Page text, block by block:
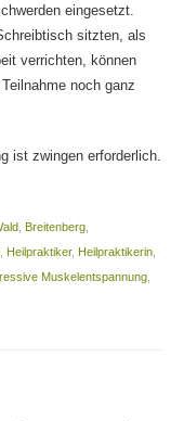
eingesetzt.
sitzten, als
verrichten, können
noch ganz
ist zwingen erforderlich.
, Breitenberg,
Heilpraktiker, Heilpraktikerin,
Muskelentspannung,